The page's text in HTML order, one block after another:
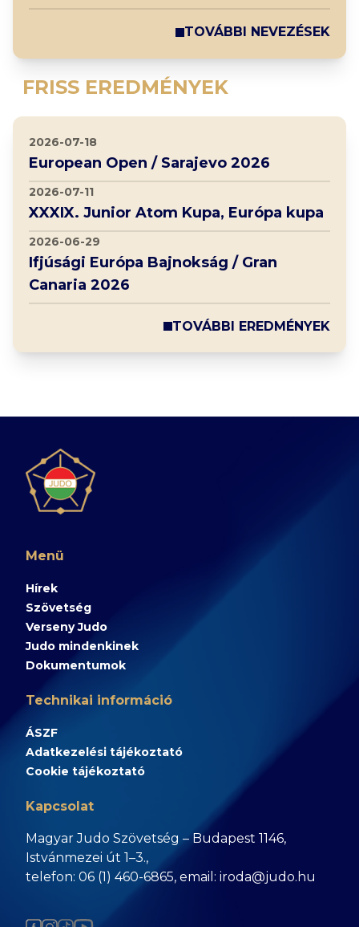
FRISS EREDMÉNYEK
TOVÁBBI NEVEZÉSEK
2026-07-18
European Open / Sarajevo 2026
2026-07-11
XXXIX. Junior Atom Kupa, Európa kupa
2026-06-29
Ifjúsági Európa Bajnokság / Gran
Canaria 2026
TOVÁBBI EREDMÉNYEK
Menü
Hírek
Szövetség
Verseny Judo
Judo mindenkinek
Dokumentumok
Technikai információ
ÁSZF
Adatkezelési tájékoztató
Cookie tájékoztató
Kapcsolat
Magyar Judo Szövetség – Budapest 1146,
Istvánmezei út 1–3.,
telefon: 06 (1) 460-6865, email: iroda@judo.hu